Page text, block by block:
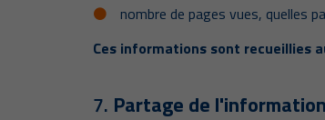
nombre de pages vues, quelles
Ces informations sont recueillies
7. Partage de l'information